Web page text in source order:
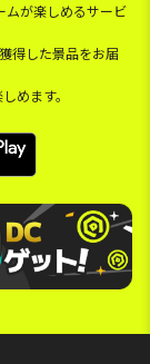
ムが楽しめるサービ
得した景品をお届
めます。